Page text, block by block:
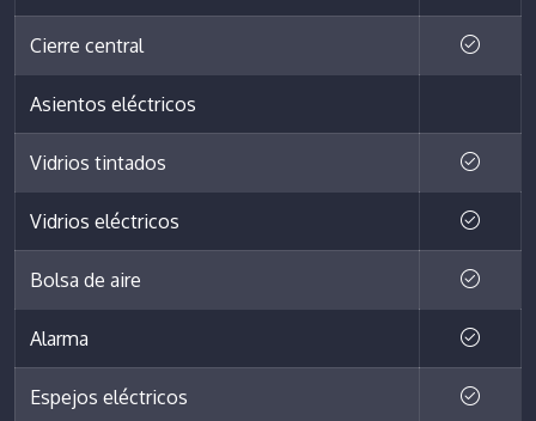
Cierre central
Asientos eléctricos
Vidrios tintados
Vidrios eléctricos
Bolsa de aire
Alarma
Espejos eléctricos